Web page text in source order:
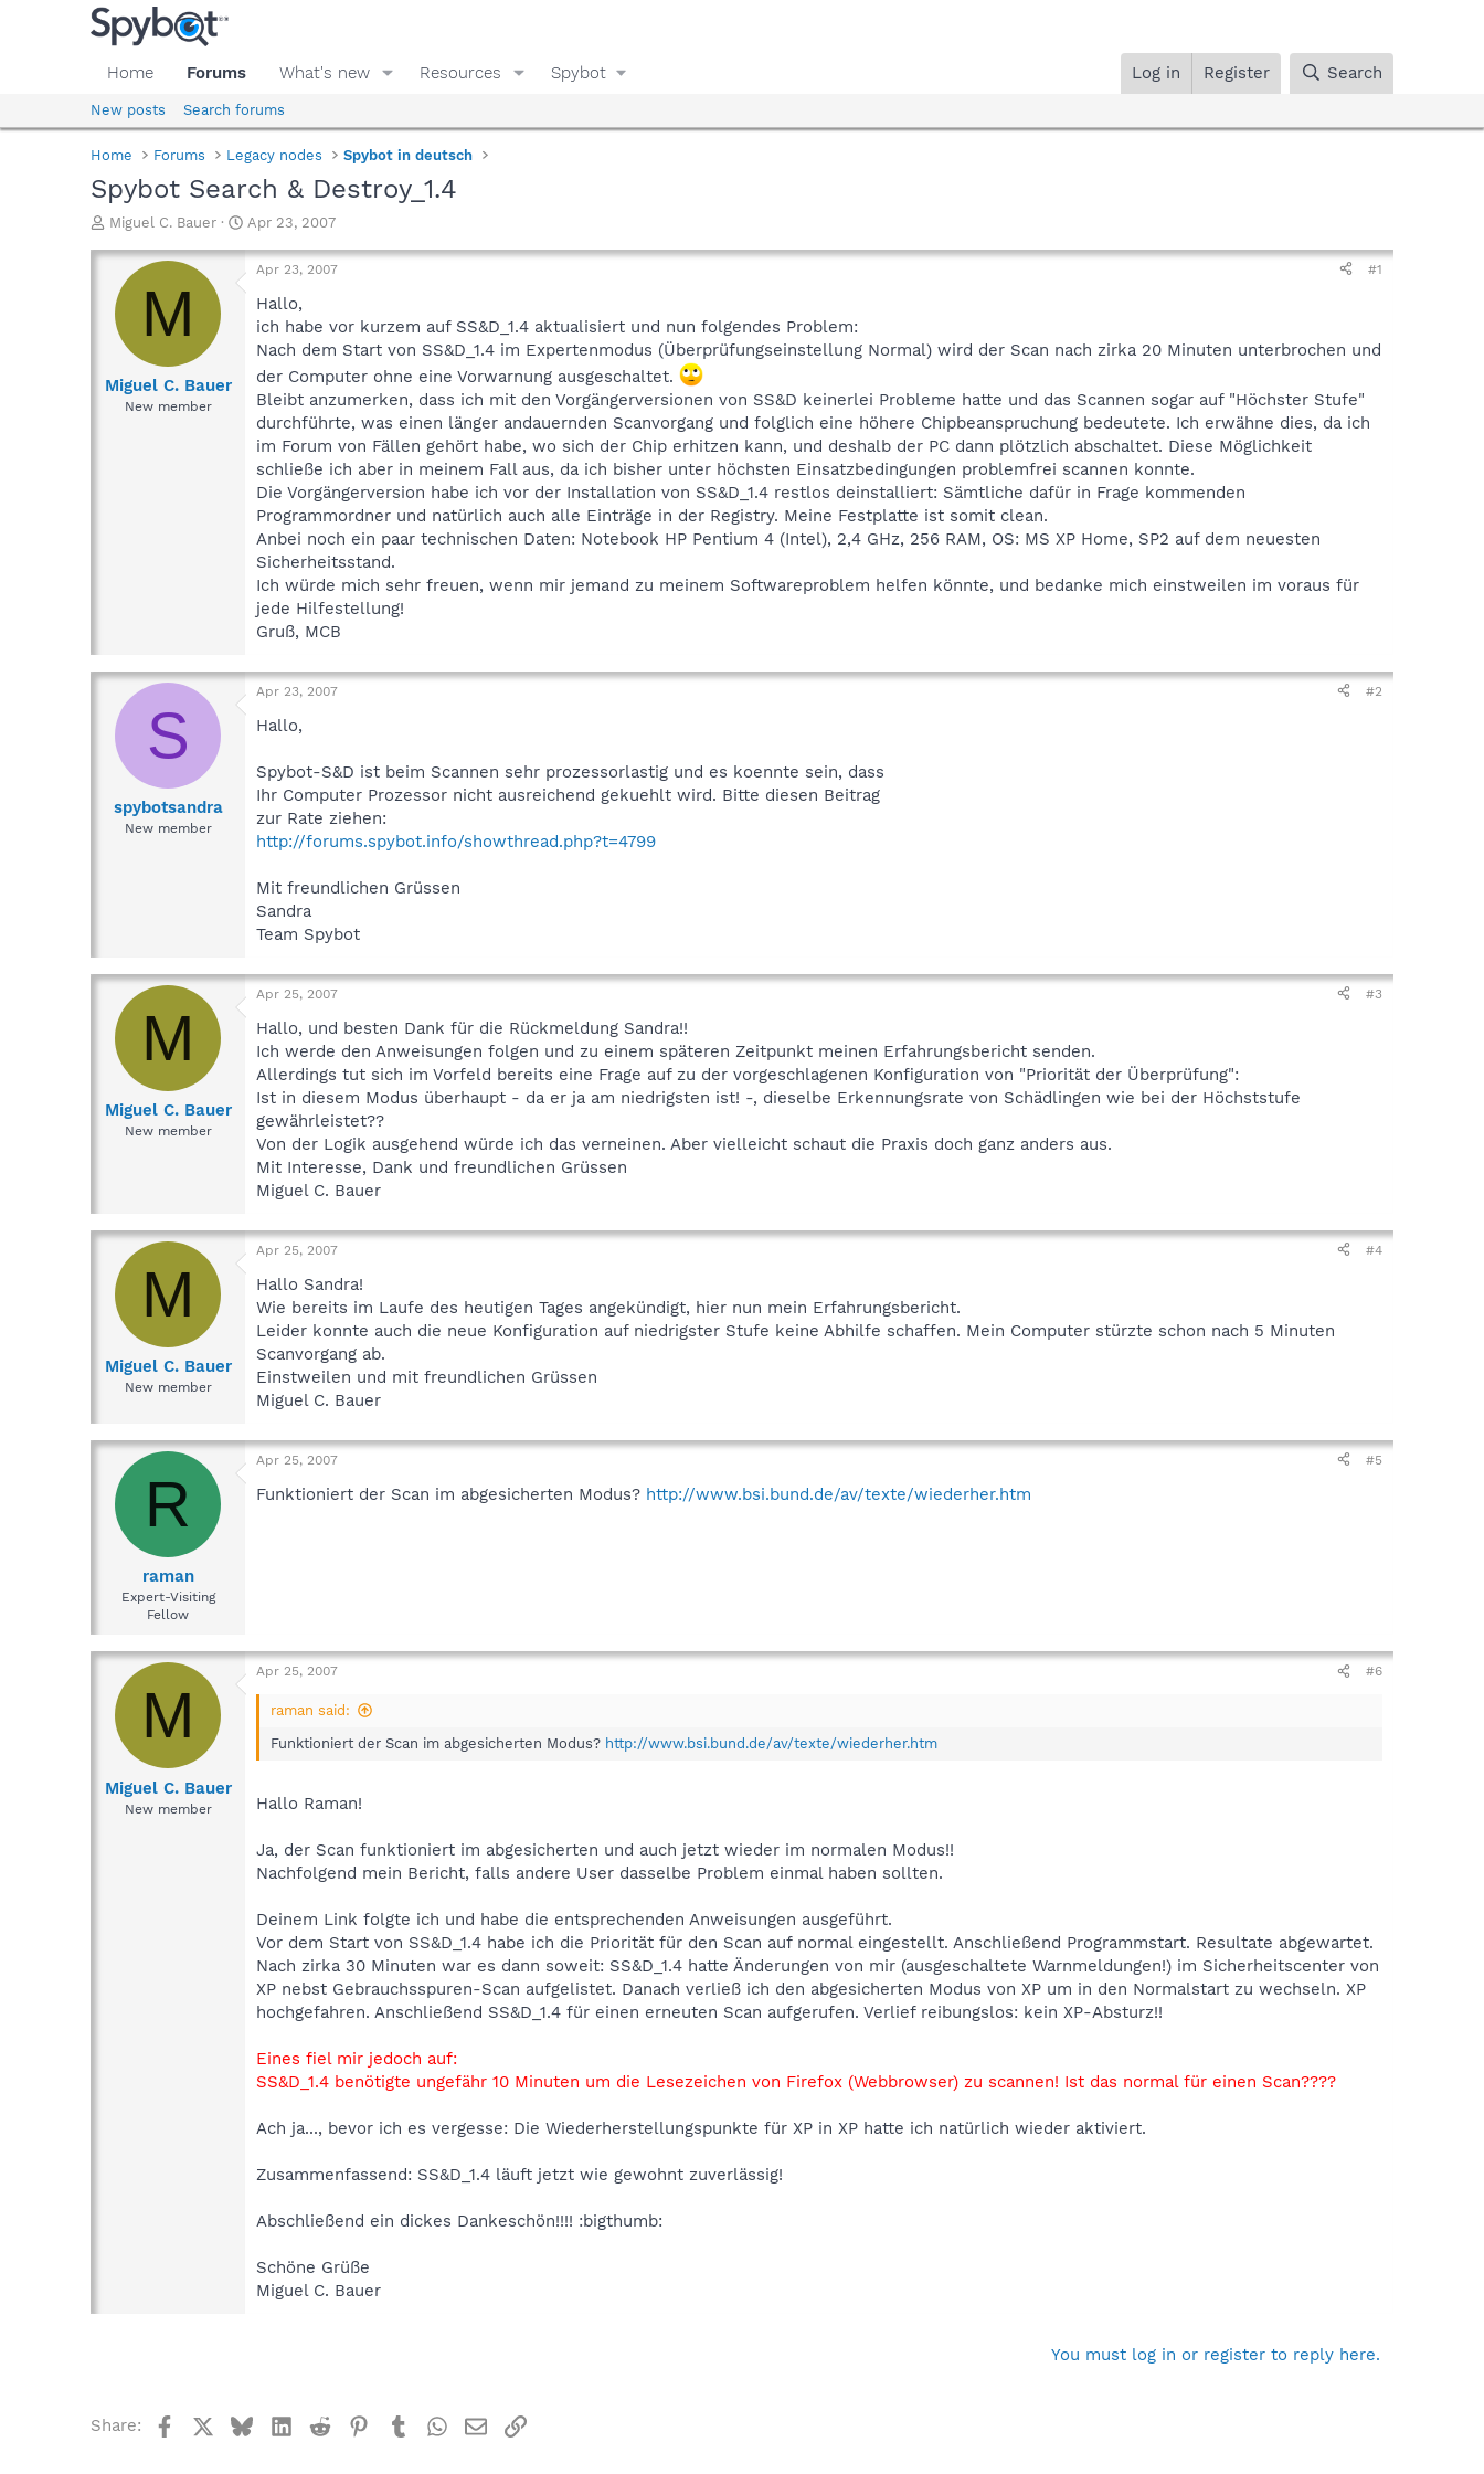
Home Forums What's new Resources Spybot Log in Register Search
New posts Search forums
Home Forums Legacy nodes Spybot in deutsch
Spybot Search & Destroy_1.4
T
r
a
d
a
Miguel C. Bauer
S
a
Apr 23, 2007
M
Miguel C. Bauer
New member
Apr 23, 2007 #1
Hallo,
ich habe vor kurzem auf SS&D_1.4 aktualisiert und nun folgendes Problem:
Nach dem Start von SS&D_1.4 im Expertenmodus (Überprüfungseinstellung Normal) wird der Scan nach zirka 20 Minuten unterbrochen und
der Computer ohne eine Vorwarnung ausgeschaltet.
Bleibt anzumerken, dass ich mit den Vorgängerversionen von SS&D keinerlei Probleme hatte und das Scannen sogar auf "Höchster Stufe"
durchführte, was einen länger andauernden Scanvorgang und folglich eine höhere Chipbeanspruchung bedeutete. Ich erwähne dies, da ich
im Forum von Fällen gehört habe, wo sich der Chip erhitzen kann, und deshalb der PC dann plötzlich abschaltet. Diese Möglichkeit
schließe ich aber in meinem Fall aus, da ich bisher unter höchsten Einsatzbedingungen problemfrei scannen konnte.
Die Vorgängerversion habe ich vor der Installation von SS&D_1.4 restlos deinstalliert: Sämtliche dafür in Frage kommenden
Programmordner und natürlich auch alle Einträge in der Registry. Meine Festplatte ist somit clean.
Anbei noch ein paar technischen Daten: Notebook HP Pentium 4 (Intel), 2,4 GHz, 256 RAM, OS: MS XP Home, SP2 auf dem neuesten
Sicherheitsstand.
Ich würde mich sehr freuen, wenn mir jemand zu meinem Softwareproblem helfen könnte, und bedanke mich einstweilen im voraus für
jede Hilfestellung!
Gruß, MCB
S
spybotsandra
New member
Apr 23, 2007 #2
Hallo,
Spybot-S&D ist beim Scannen sehr prozessorlastig und es koennte sein, dass
Ihr Computer Prozessor nicht ausreichend gekuehlt wird. Bitte diesen Beitrag
zur Rate ziehen:
http://forums.spybot.info/showthread.php?t=4799
Mit freundlichen Grüssen
Sandra
Team Spybot
M
Miguel C. Bauer
New member
Apr 25, 2007 #3
Hallo, und besten Dank für die Rückmeldung Sandra!!
Ich werde den Anweisungen folgen und zu einem späteren Zeitpunkt meinen Erfahrungsbericht senden.
Allerdings tut sich im Vorfeld bereits eine Frage auf zu der vorgeschlagenen Konfiguration von "Priorität der Überprüfung":
Ist in diesem Modus überhaupt - da er ja am niedrigsten ist! -, dieselbe Erkennungsrate von Schädlingen wie bei der Höchststufe
gewährleistet??
Von der Logik ausgehend würde ich das verneinen. Aber vielleicht schaut die Praxis doch ganz anders aus.
Mit Interesse, Dank und freundlichen Grüssen
Miguel C. Bauer
M
Miguel C. Bauer
New member
Apr 25, 2007 #4
Hallo Sandra!
Wie bereits im Laufe des heutigen Tages angekündigt, hier nun mein Erfahrungsbericht.
Leider konnte auch die neue Konfiguration auf niedrigster Stufe keine Abhilfe schaffen. Mein Computer stürzte schon nach 5 Minuten
Scanvorgang ab.
Einstweilen und mit freundlichen Grüssen
Miguel C. Bauer
R
raman
Expert-Visiting
Fellow
Apr 25, 2007 #5
Funktioniert der Scan im abgesicherten Modus? http://www.bsi.bund.de/av/texte/wiederher.htm
M
Miguel C. Bauer
New member
Apr 25, 2007 #6
raman said:
Funktioniert der Scan im abgesicherten Modus? http://www.bsi.bund.de/av/texte/wiederher.htm
Hallo Raman!
Ja, der Scan funktioniert im abgesicherten und auch jetzt wieder im normalen Modus!!
Nachfolgend mein Bericht, falls andere User dasselbe Problem einmal haben sollten.
Deinem Link folgte ich und habe die entsprechenden Anweisungen ausgeführt.
Vor dem Start von SS&D_1.4 habe ich die Priorität für den Scan auf normal eingestellt. Anschließend Programmstart. Resultate abgewartet.
Nach zirka 30 Minuten war es dann soweit: SS&D_1.4 hatte Änderungen von mir (ausgeschaltete Warnmeldungen!) im Sicherheitscenter von
XP nebst Gebrauchsspuren-Scan aufgelistet. Danach verließ ich den abgesicherten Modus von XP um in den Normalstart zu wechseln. XP
hochgefahren. Anschließend SS&D_1.4 für einen erneuten Scan aufgerufen. Verlief reibungslos: kein XP-Absturz!!
Eines fiel mir jedoch auf:
SS&D_1.4 benötigte ungefähr 10 Minuten um die Lesezeichen von Firefox (Webbrowser) zu scannen! Ist das normal für einen Scan????
Ach ja..., bevor ich es vergesse: Die Wiederherstellungspunkte für XP in XP hatte ich natürlich wieder aktiviert.
Zusammenfassend: SS&D_1.4 läuft jetzt wie gewohnt zuverlässig!
Abschließend ein dickes Dankeschön!!!! :bigthumb:
Schöne Grüße
Miguel C. Bauer
You must log in or register to reply here.
Share: FacebookBlueskyLinkedIn
Reddit Pinterest
TumblrWhatsApp
EmailLink